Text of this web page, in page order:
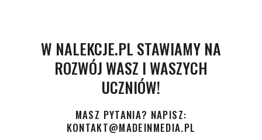
W NALEKCJE.PL STAWIAMY NA
ROZWÓJ WASZ I WASZYCH
UCZNIÓW!
MASZ PYTANIA? NAPISZ:
KONTAKT@MADEINMEDIA.PL